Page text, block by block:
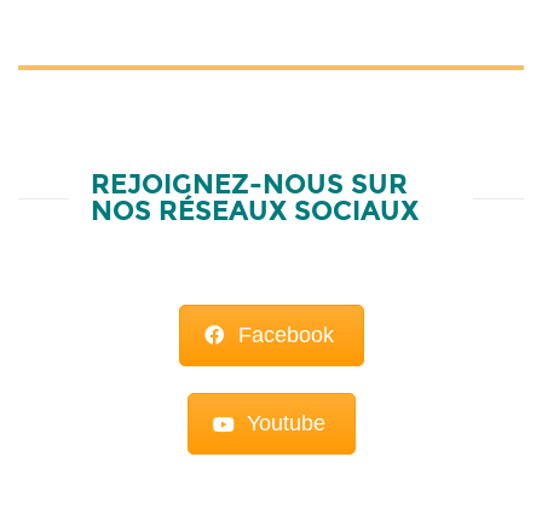
REJOIGNEZ-NOUS SUR
NOS RÉSEAUX SOCIAUX
Facebook
Youtube